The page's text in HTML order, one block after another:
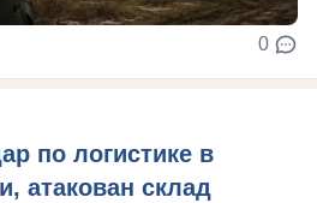
0
по логистике в
атакован склад